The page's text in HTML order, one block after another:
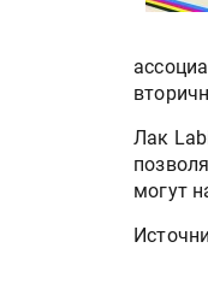
Лак
могут